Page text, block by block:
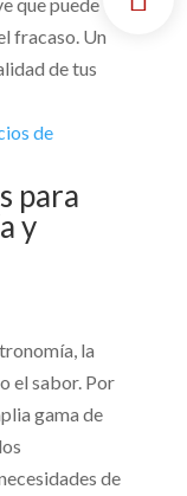
fracaso. Un
de tus
para
y
la
el sabor. Por
gama de
de